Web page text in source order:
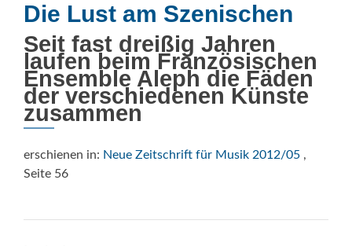
Die Lust am Szenischen
Seit fast dreißig Jahren
laufen beim Französischen
Ensemble Aleph die Fäden
der verschiedenen Künste
zusammen
erschienen in: Neue Zeitschrift für Musik 2012/05 ,
Seite 56